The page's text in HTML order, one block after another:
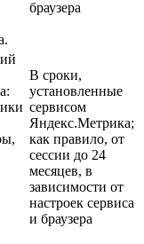
браузера
В сроки,
установленные
сервисом
Яндекс.Метрика;
как правило, от
сессии до 24
месяцев, в
зависимости от
настроек сервиса
и браузера